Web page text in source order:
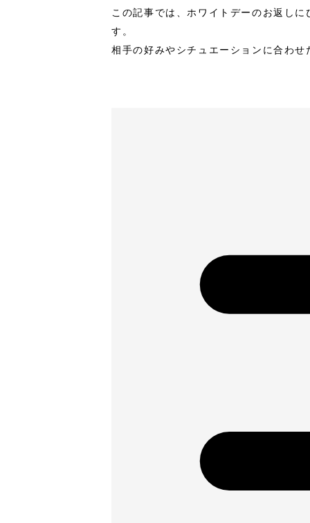
この記事では、ホワイトデーのお返し
す。
相手の好みやシチュエーションに合わ